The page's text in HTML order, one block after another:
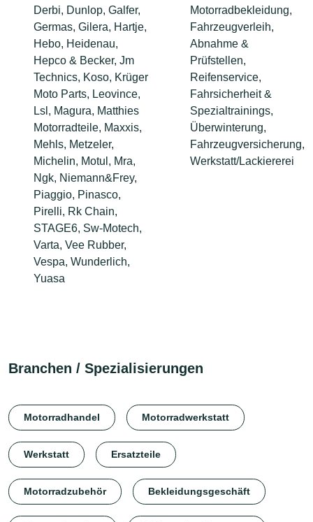
Derbi, Dunlop, Galfer,
Germas, Gilera, Hartje,
Hebo, Heidenau,
Hepco & Becker, Jm
Technics, Koso, Krüger
Moto Parts, Leovince,
Lsl, Magura, Matthies
Motorradteile, Maxxis,
Mehls, Metzeler,
Michelin, Motul, Mra,
Ngk, Niemann&Frey,
Piaggio, Pinasco,
Pirelli, Rk Chain,
STAGE6, Sw-Motech,
Varta, Vee Rubber,
Vespa, Wunderlich,
Yuasa
Motorradbekleidung,
Fahrzeugverleih,
Abnahme &
Prüfstellen,
Reifenservice,
Fahrsicherheit &
Spezialtrainings,
Überwinterung,
Fahrzeugversicherung,
Werkstatt/Lackiererei
Branchen / Spezialisierungen
Motorradhandel Motorradwerkstatt
Werkstatt Ersatzteile
Motorradzubehör Bekleidungsgeschäft